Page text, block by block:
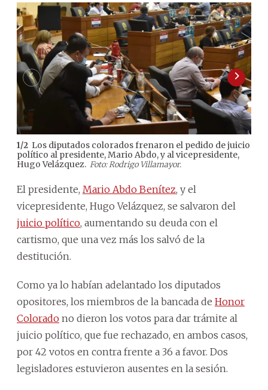
1/2 Los diputados colorados frenaron el pedido de juicio
político al presidente, Mario Abdo, y al vicepresidente,
Hugo Velázquez. Foto: Rodrigo Villamayor.
El presidente, Mario Abdo Benítez, y el
vicepresidente, Hugo Velázquez, se salvaron del
juicio político, aumentando su deuda con el
cartismo, que una vez más los salvó de la
destitución.
Como ya lo habían adelantado los diputados
opositores, los miembros de la bancada de Honor
Colorado no dieron los votos para dar trámite al
juicio político, que fue rechazado, en ambos casos,
por 42 votos en contra frente a 36 a favor. Dos
legisladores estuvieron ausentes en la sesión.